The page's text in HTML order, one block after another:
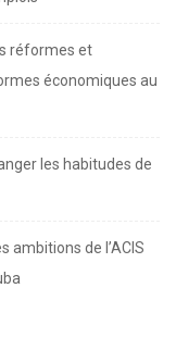
réformes et
économiques au
les habitudes de
ambitions de l’ACIS